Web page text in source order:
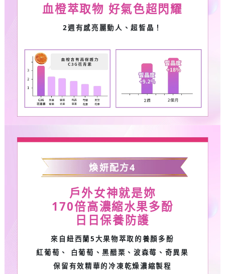
血橙萃取物 好氣色超閃耀
2週有感亮麗動人、超皙晶！
煥妍配方4
戶外女神就是妳
170倍高濃縮水果多酚
日日保養防護
來自紐西蘭5大果物萃取的養顏多酚
紅葡萄、 白葡萄、黑醋栗、波森莓、奇異果
保留有效精華的冷凍乾燥濃縮製程